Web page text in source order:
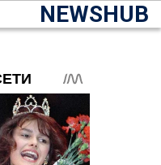
NEWSHUB